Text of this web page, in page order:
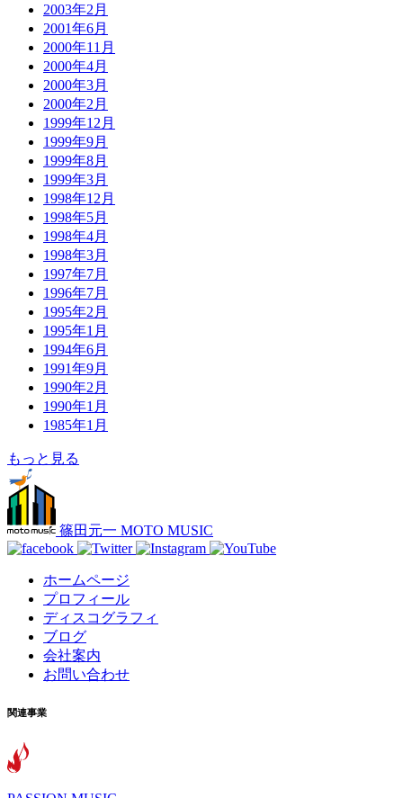
2003年2月
2001年6月
2000年11月
2000年4月
2000年3月
2000年2月
1999年12月
1999年9月
1999年8月
1999年3月
1998年12月
1998年5月
1998年4月
1998年3月
1997年7月
1996年7月
1995年2月
1995年1月
1994年6月
1991年9月
1990年2月
1990年1月
1985年1月
もっと見る
篠田元一 MOTO MUSIC
ホームページ
プロフィール
ディスコグラフィ
ブログ
会社案内
お問い合わせ
関連事業